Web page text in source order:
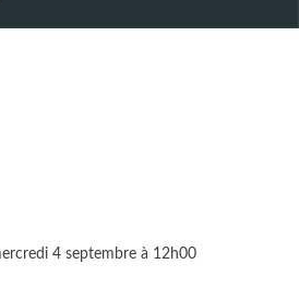
4 septembre à 12h00